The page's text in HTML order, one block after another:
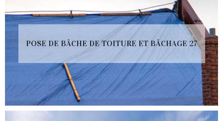
POSE DE BÂCHE DE TOITURE ET BÂCHAGE 27